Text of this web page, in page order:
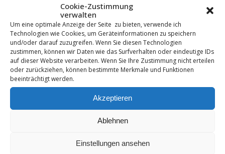
Cookie-Zustimmung
verwalten
Um eine optimale Anzeige der Seite zu bieten, verwende ich
Technologien wie Cookies, um Geräteinformationen zu speichern
und/oder darauf zuzugreifen. Wenn Sie diesen Technologien
zustimmen, können wir Daten wie das Surfverhalten oder eindeutige IDs
auf dieser Website verarbeiten. Wenn Sie Ihre Zustimmung nicht erteilen
oder zurückziehen, können bestimmte Merkmale und Funktionen
beeinträchtigt werden.
Akzeptieren
Ablehnen
Einstellungen ansehen
aktuellen Situation. Es zeigt dir, wo du gerade stehst – und
es eröffnet Wege, die du vorher vielleicht nicht gesehen
hast.
Für wen ist Märchen-
Coaching?
Märchen-Coaching ist besonders wertvoll, wenn du …
an einem Wendepunkt stehst und Klarheit suchst,
dich nach Inspiration, Sinnbildern und neuen